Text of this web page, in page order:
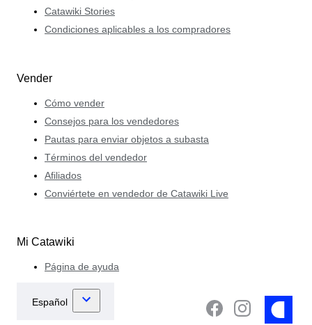
Catawiki Stories
Condiciones aplicables a los compradores
Vender
Cómo vender
Consejos para los vendedores
Pautas para enviar objetos a subasta
Términos del vendedor
Afiliados
Conviértete en vendedor de Catawiki Live
Mi Catawiki
Página de ayuda